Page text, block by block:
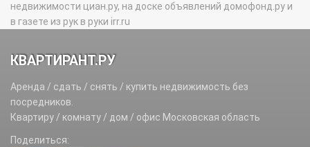
недвижимости циан.ру, на доске объявлений домофонд.ру и
в газете из рук в руки irr.ru
КВАРТИРАНТ.РУ
Аренда / сдать / снять / купить недвижимость без
посредников.
Квартиру / комнату / дом / офис Московская область
Поделиться: